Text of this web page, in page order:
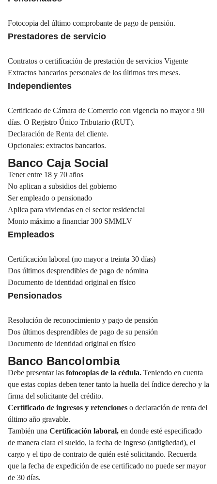
Fotocopia del último comprobante de pago de pensión.
Prestadores de servicio
Contratos o certificación de prestación de servicios Vigente
Extractos bancarios personales de los últimos tres meses.
Independientes
Certificado de Cámara de Comercio con vigencia no mayor a 90
días. O Registro Único Tributario (RUT).
Declaración de Renta del cliente.
Opcionales: extractos bancarios.
Banco Caja Social
Tener entre 18 y 70 años
No aplican a subsidios del gobierno
Ser empleado o pensionado
Aplica para viviendas en el sector residencial
Monto máximo a financiar 300 SMMLV
Empleados
Certificación laboral (no mayor a treinta 30 días)
Dos últimos desprendibles de pago de nómina
Documento de identidad original en físico
Pensionados
Resolución de reconocimiento y pago de pensión
Dos últimos desprendibles de pago de su pensión
Documento de identidad original en físico
Banco Bancolombia
Debe presentar las fotocopias de la cédula. Teniendo en cuenta
que estas copias deben tener tanto la huella del índice derecho y la
firma del solicitante del crédito.
Certificado de ingresos y retenciones o declaración de renta del
último año gravable.
También una Certificación laboral, en donde esté especificado
de manera clara el sueldo, la fecha de ingreso (antigüedad), el
cargo y el tipo de contrato de quién esté solicitando. Recuerda
que la fecha de expedición de ese certificado no puede ser mayor
de 30 días.